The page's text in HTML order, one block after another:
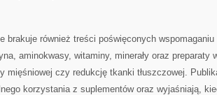
brakuje również treści poświęconych
aminokwasy, witaminy, minerały oraz preparaty
mięśniowej czy redukcję tkanki tłuszczowej.
korzystania z suplementów oraz wyjaśniają,